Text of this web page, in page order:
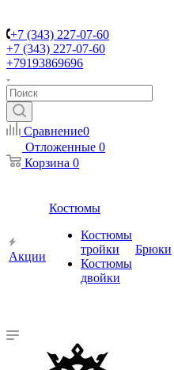
+7 (343) 227-07-60
+7 (343) 227-07-60
+79193869696
Сравнение0
Отложенные 0
Корзина 0
Акции
Костюмы
Костюмы
тройки
Костюмы
двойки
Брюки